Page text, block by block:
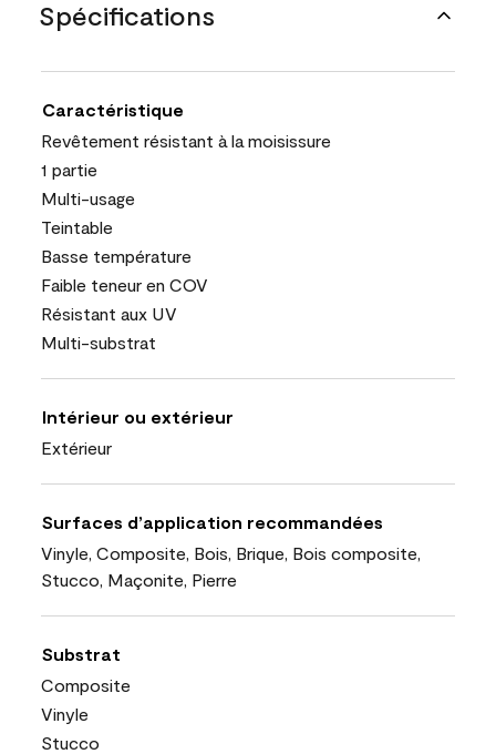
Spécifications
Caractéristique
Revêtement résistant à la moisissure
1 partie
Multi-usage
Teintable
Basse température
Faible teneur en COV
Résistant aux UV
Multi-substrat
Intérieur ou extérieur
Extérieur
Surfaces d’application recommandées
Vinyle, Composite, Bois, Brique, Bois composite,
Stucco, Maçonite, Pierre
Substrat
Composite
Vinyle
Stucco